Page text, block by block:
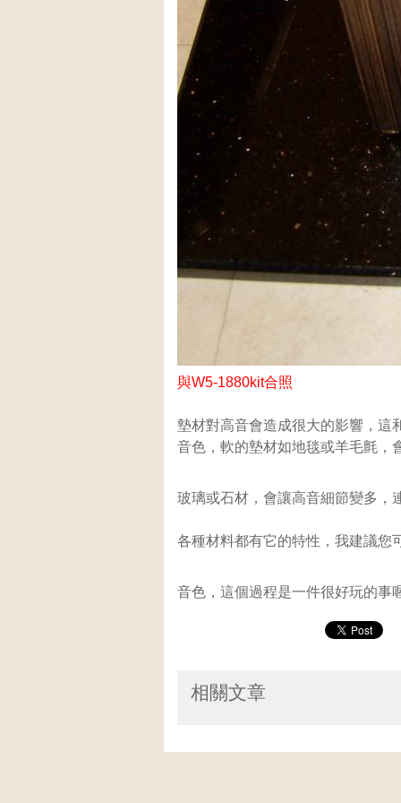
與W5-1880kit合照
墊材對高音會造成很大的影響，這
音色，軟的墊材如地毯或羊毛氈，
玻璃或石材，會讓高音細節變多，
各種材料都有它的特性，我建議您
音色，這個過程是一件很好玩的事
相關文章